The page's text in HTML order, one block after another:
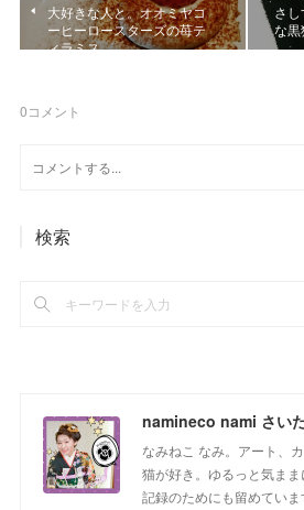
大好きな人と。オオミヤコ
ーヒーロースターズの苺テ
ィラミス
さ
な黒
0コメント
検索
namineco nami さい
なみねこ なみ。アート、
猫が好き。ゆるっと気ま
記録のためにも留めていま